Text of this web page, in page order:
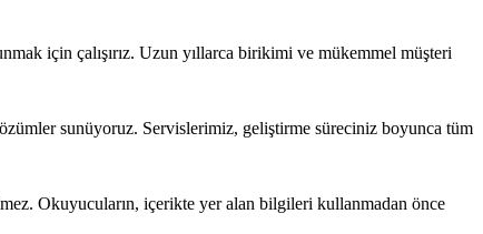
için çalışırız. Uzun yıllarca birikimi ve mükemmel müşteri
sunüyoruz. Servislerimiz, geliştirme süreciniz boyunca tüm
Okuyucuların, içerikte yer alan bilgileri kullanmadan önce